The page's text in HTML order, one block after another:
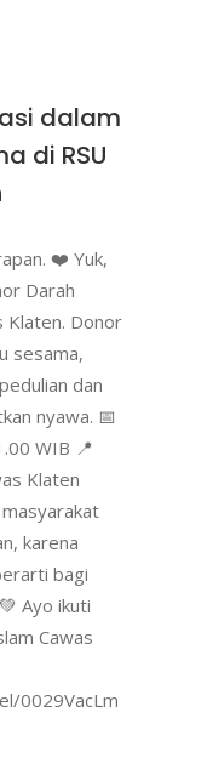
dalam
di RSU
❤️ Yuk,
Darah
Klaten. Donor
sesama,
dan
nyawa. 📅
WIB 📍
Klaten
karena
bagi
Ayo ikuti
Cawas
0029VacLm